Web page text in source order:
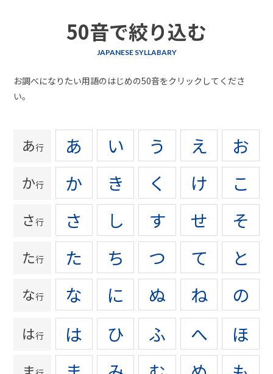
50音で絞り込む
JAPANESE SYLLABARY
お調べになりたい用語のはじめの50音をクリックしてくださ
い。
あ行 あ い う え お
か行 か き く け こ
さ行 さ し す せ そ
た行 た ち つ て と
な行 な に ぬ ね の
は行 は ひ ふ へ ほ